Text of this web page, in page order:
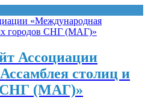
Ассоциации
столиц и
СНГ (МАГ)»